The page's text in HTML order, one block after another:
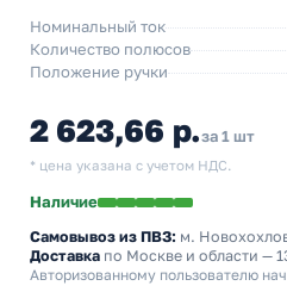
Номинальный ток
Количество полюсов
Положение ручки
2 623,66 р.за 1 шт
* цена указана с учетом НДС.
Наличие
Самовывоз из ПВЗ: м.
Доставка по Москве и области —
Авторизованному пользователю